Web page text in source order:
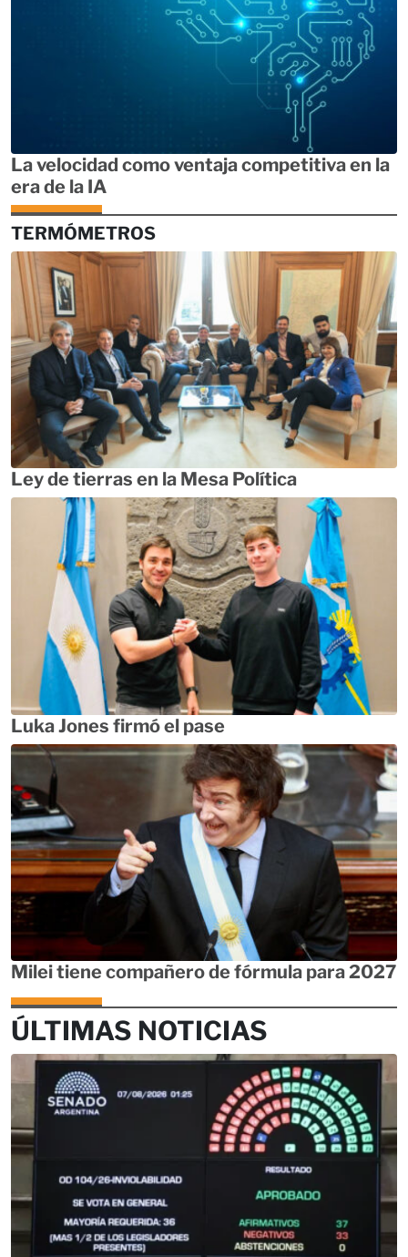
La velocidad como ventaja competitiva en la
era de la IA
TERMÓMETROS
Ley de tierras en la Mesa Política
Luka Jones firmó el pase
Milei tiene compañero de fórmula para 2027
ÚLTIMAS NOTICIAS